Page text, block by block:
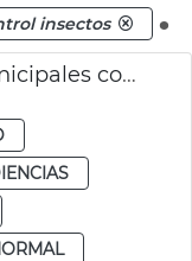
insectos
Coordinación servicios municipales control eclosión insectos